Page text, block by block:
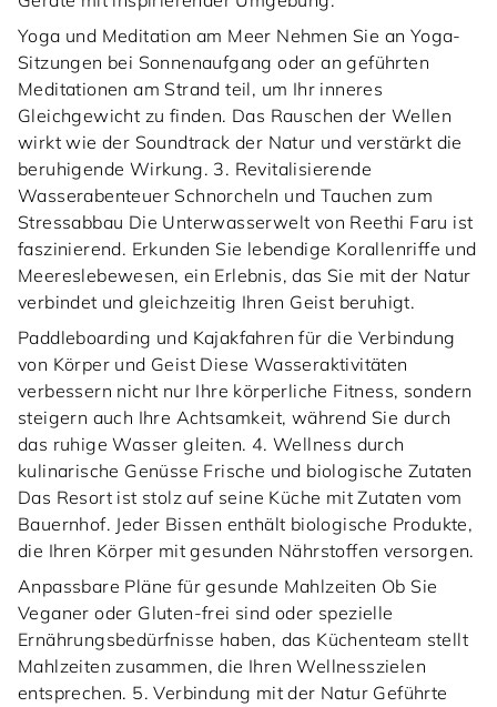
Yoga und Meditation am Meer Nehmen Sie an Yoga-
Sitzungen bei Sonnenaufgang oder an geführten
Meditationen am Strand teil, um Ihr inneres
Gleichgewicht zu finden. Das Rauschen der Wellen
wirkt wie der Soundtrack der Natur und verstärkt die
beruhigende Wirkung. 3. Revitalisierende
Wasserabenteuer Schnorcheln und Tauchen zum
Stressabbau Die Unterwasserwelt von Reethi Faru ist
faszinierend. Erkunden Sie lebendige Korallenriffe und
Meereslebewesen, ein Erlebnis, das Sie mit der Natur
verbindet und gleichzeitig Ihren Geist beruhigt.
Paddleboarding und Kajakfahren für die Verbindung
von Körper und Geist Diese Wasseraktivitäten
verbessern nicht nur Ihre körperliche Fitness, sondern
steigern auch Ihre Achtsamkeit, während Sie durch
das ruhige Wasser gleiten. 4. Wellness durch
kulinarische Genüsse Frische und biologische Zutaten
Das Resort ist stolz auf seine Küche mit Zutaten vom
Bauernhof. Jeder Bissen enthält biologische Produkte,
die Ihren Körper mit gesunden Nährstoffen versorgen.
Anpassbare Pläne für gesunde Mahlzeiten Ob Sie
Veganer oder Gluten-frei sind oder spezielle
Ernährungsbedürfnisse haben, das Küchenteam stellt
Mahlzeiten zusammen, die Ihren Wellnesszielen
entsprechen. 5. Verbindung mit der Natur Geführte